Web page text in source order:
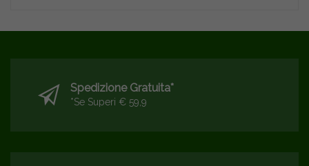
Spedizione Gratuita*
*se Superi € 59,9